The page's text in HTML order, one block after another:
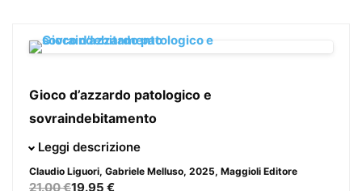
Gioco d’azzardo patologico e
sovraindebitamento
Il gioco d’azzardo patologico incide in modo sempre più
sovraindebitamento che richiedono risposte giuridiche,
Leggi descrizione
Claudio Liguori, Gabriele Melluso, 2025, Maggioli Editore
21.00 €19.95 €